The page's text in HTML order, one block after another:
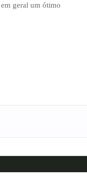
geral um ótimo